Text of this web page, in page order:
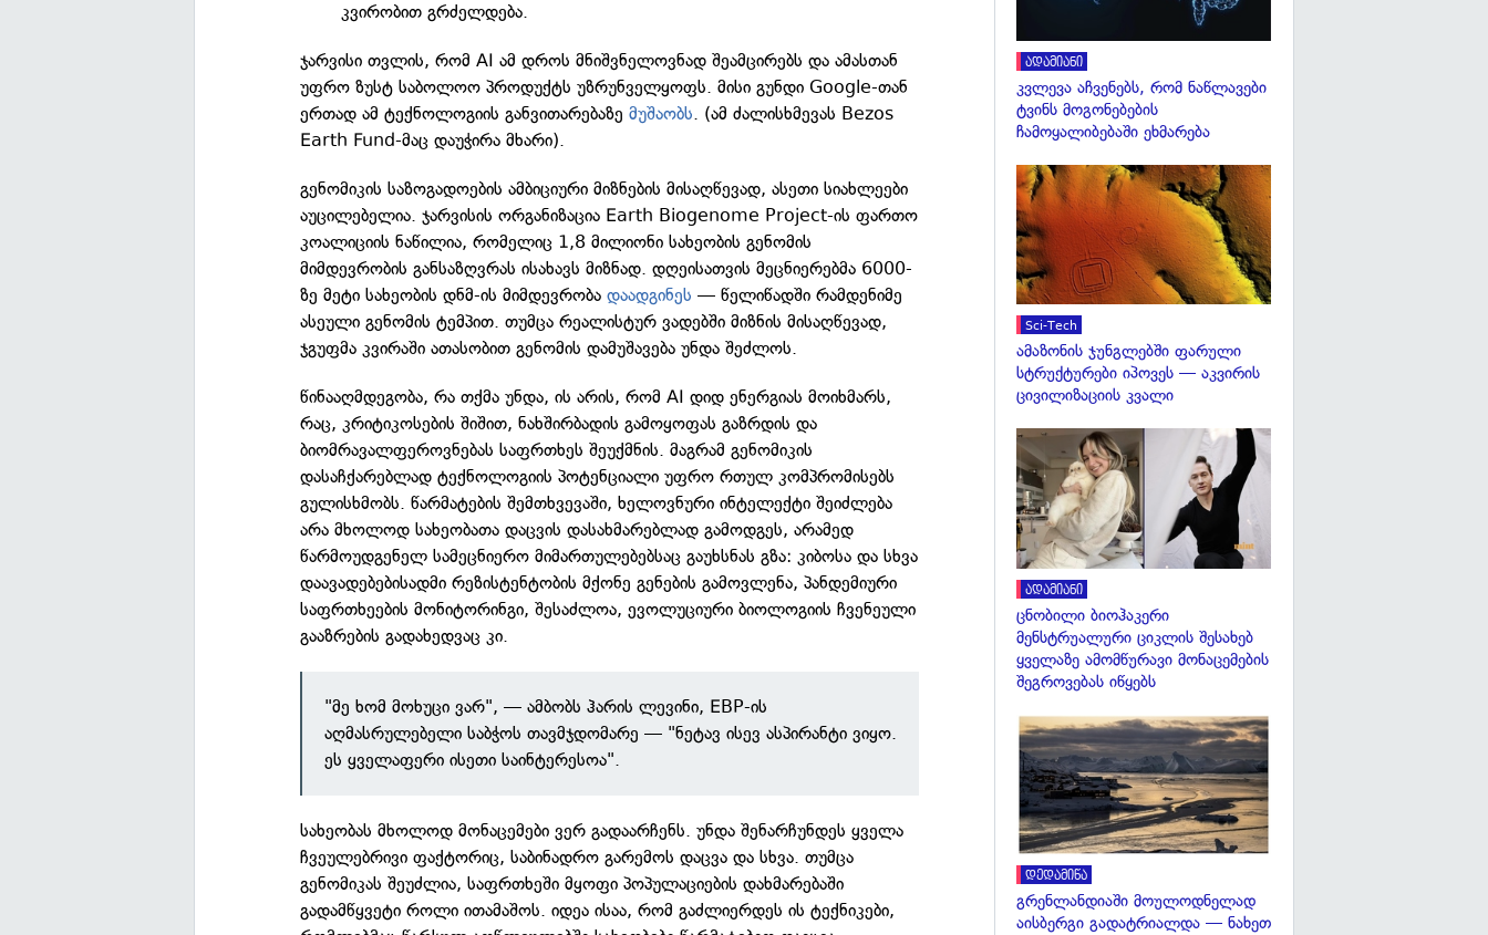
კვირობით გრძელდება.
ჯარვისი თვლის, რომ AI ამ დროს მნიშვნელოვნად შეამცირებს და ამასთან
უფრო ზუსტ საბოლოო პროდუქტს უზრუნველყოფს. მისი გუნდი Google-თან
ერთად ამ ტექნოლოგიის განვითარებაზემუშაობს. (ამ ძალისხმევას Bezos
Earth Fund-მაც დაუჭირა მხარი).
გენომიკის საზოგადოების ამბიციური მიზნების მისაღწევად, ასეთი სიახლეები
აუცილებელია. ჯარვისის ორგანიზაცია Earth Biogenome Project-ის ფართო
კოალიციის ნაწილია, რომელიც 1,8 მილიონი სახეობის გენომის
მიმდევრობის განსაზღვრას ისახავს მიზნად. დღეისათვის მეცნიერებმა 6000-
ზე მეტი სახეობის დნმ-ის მიმდევრობადაადგინეს — წელიწადში რამდენიმე
ასეული გენომის ტემპით. თუმცა რეალისტურ ვადებში მიზნის მისაღწევად,
ჯგუფმა კვირაში ათასობით გენომის დამუშავება უნდა შეძლოს.
წინააღმდეგობა, რა თქმა უნდა, ის არის, რომ AI დიდ ენერგიას მოიხმარს,
რაც, კრიტიკოსების შიშით, ნახშირბადის გამოყოფას გაზრდის და
ბიომრავალფეროვნებას საფრთხეს შეუქმნის. მაგრამ გენომიკის
დასაჩქარებლად ტექნოლოგიის პოტენციალი უფრო რთულ კომპრომისებს
გულისხმობს. წარმატების შემთხვევაში, ხელოვნური ინტელექტი შეიძლება
არა მხოლოდ სახეობათა დაცვის დასახმარებლად გამოდგეს, არამედ
წარმოუდგენელ სამეცნიერო მიმართულებებსაც გაუხსნას გზა: კიბოსა და სხვა
დაავადებებისადმი რეზისტენტობის მქონე გენების გამოვლენა, პანდემიური
საფრთხეების მონიტორინგი, შესაძლოა, ევოლუციური ბიოლოგიის ჩვენეული
გააზრების გადახედვაც კი.
"მე ხომ მოხუცი ვარ", — ამბობს ჰარის ლევინი, EBP-ის
აღმასრულებელი საბჭოს თავმჯდომარე — "ნეტავ ისევ ასპირანტი ვიყო.
ეს ყველაფერი ისეთი საინტერესოა".
სახეობას მხოლოდ მონაცემები ვერ გადაარჩენს. უნდა შენარჩუნდეს ყველა
ჩვეულებრივი ფაქტორიც, საბინადრო გარემოს დაცვა და სხვა. თუმცა
გენომიკას შეუძლია, საფრთხეში მყოფი პოპულაციების დახმარებაში
გადამწყვეტი როლი ითამაშოს. იდეა ისაა, რომ გაძლიერდეს ის ტექნიკები,
ადამიანი
კვლევა აჩვენებს, რომ ნაწლავები
ტვინს მოგონებების
ჩამოყალიბებაში ეხმარება
Sci-Tech
ამაზონის ჯუნგლებში ფარული
სტრუქტურები იპოვეს — აკვირის
ცივილიზაციის კვალი
ადამიანი
ცნობილი ბიოჰაკერი
მენსტრუალური ციკლის შესახებ
ყველაზე ამომწურავი მონაცემების
შეგროვებას იწყებს
დედამიწა
გრენლანდიაში მოულოდნელად
აისბერგი გადატრიალდა — ნახეთ